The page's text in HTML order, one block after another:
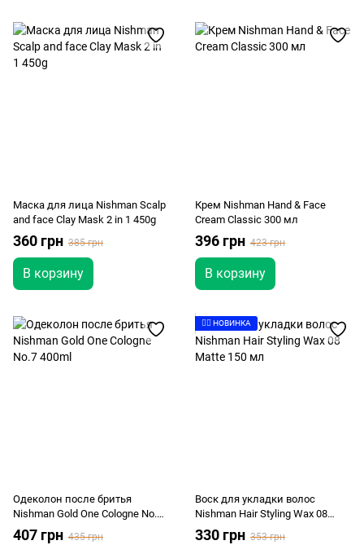
Маска для лица Nishman Scalp
and face Сlау Mask 2 in 1 450g
360 грн 385 грн
В корзину
Крем Nishman Hand & Face
Cream Classic 300 мл
396 грн 423 грн
В корзину
Одеколон после бритья
Nishman Gold One Cologne No.7
400ml
407 грн 435 грн
👉🏻 НОВИНКА
Воск для укладки волос
Nishman Hair Styling Wax 08
Matte 150 мл
330 грн 353 грн